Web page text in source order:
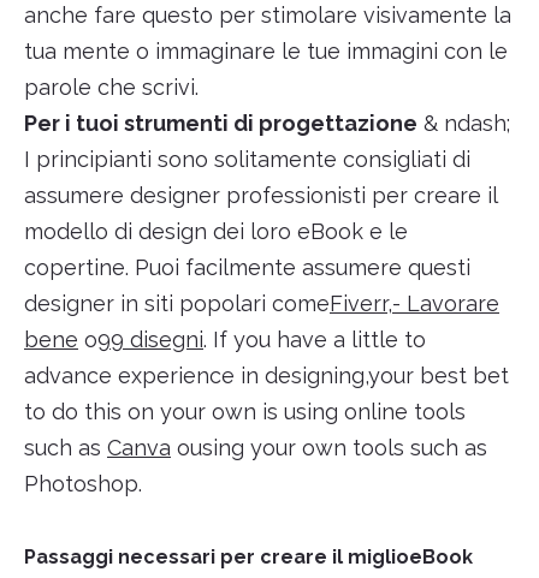
anche fare questo per stimolare visivamente la
tua mente o immaginare le tue immagini con le
parole che scrivi.
Per i tuoi strumenti di progettazione & ndash;
I principianti sono solitamente consigliati di
assumere designer professionisti per creare il
modello di design dei loro eBook e le
copertine. Puoi facilmente assumere questi
designer in siti popolari comeFiverr,- Lavorare
bene o99 disegni. If you have a little to
advance experience in designing,your best bet
to do this on your own is using online tools
such as Canva ousing your own tools such as
Photoshop.
Passaggi necessari per creare il miglioeBook